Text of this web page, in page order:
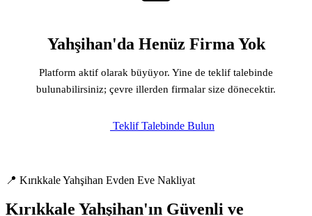
Yahşihan'da Henüz Firma Yok
Platform aktif olarak büyüyor. Yine de teklif talebinde
bulunabilirsiniz; çevre illerden firmalar size dönecektir.
Teklif Talebinde Bulun
📍 Kırıkkale Yahşihan Evden Eve Nakliyat
Kırıkkale Yahşihan'ın Güvenli ve